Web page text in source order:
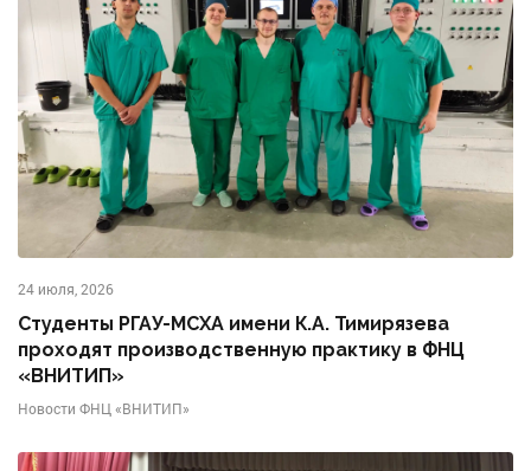
24 июля, 2026
Студенты РГАУ-МСХА имени К.А. Тимирязева
проходят производственную практику в ФНЦ
«ВНИТИП»
Новости ФНЦ «ВНИТИП»